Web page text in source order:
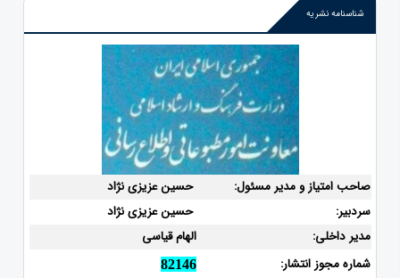
شناسنامه نشریه
صاحب امتیاز و مدیر مسئول:
حسین عزیزی نژاد
سردبیر:
حسین عزیزی نژاد
مدیر داخلی:
الهام قیاسی
شماره مجوز انتشار:
82146